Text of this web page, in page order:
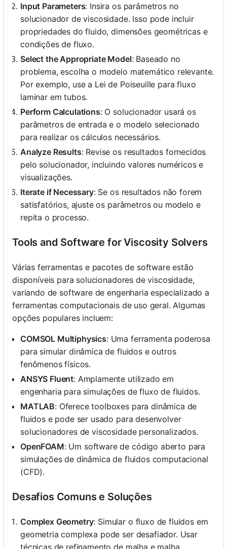
Input Parameters: Insira os parâmetros no
solucionador de viscosidade. Isso pode incluir
propriedades do fluido, dimensões geométricas e
condições de fluxo.
Select the Appropriate Model: Baseado no
problema, escolha o modelo matemático relevante.
Por exemplo, use a Lei de Poiseuille para fluxo
laminar em tubos.
Perform Calculations: O solucionador usará os
parâmetros de entrada e o modelo selecionado
para realizar os cálculos necessários.
Analyze Results: Revise os resultados fornecidos
pelo solucionador, incluindo valores numéricos e
visualizações.
Iterate if Necessary: Se os resultados não forem
satisfatórios, ajuste os parâmetros ou modelo e
repita o processo.
Tools and Software for Viscosity Solvers
Várias ferramentas e pacotes de software estão
disponíveis para solucionadores de viscosidade,
variando de software de engenharia especializado a
ferramentas computacionais de uso geral. Algumas
opções populares incluem:
COMSOL Multiphysics: Uma ferramenta poderosa
para simular dinâmica de fluidos e outros
fenômenos físicos.
ANSYS Fluent: Amplamente utilizado em
engenharia para simulações de fluxo de fluidos.
MATLAB: Oferece toolboxes para dinâmica de
fluidos e pode ser usado para desenvolver
solucionadores de viscosidade personalizados.
OpenFOAM: Um software de código aberto para
simulações de dinâmica de fluidos computacional
(CFD).
Desafios Comuns e Soluções
Complex Geometry: Simular o fluxo de fluidos em
geometria complexa pode ser desafiador. Usar
técnicas de refinamento de malha e malha